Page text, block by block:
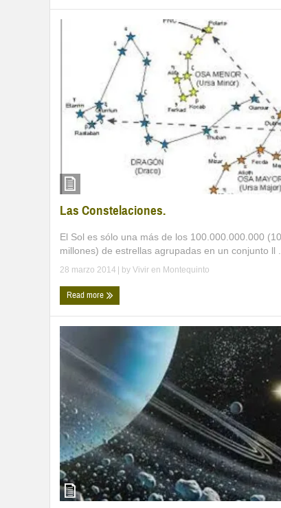
Las Constelaciones.
El Sol es sólo una más de los 100.000.000.000
millones) de estrellas agrupadas en un conjunto ll
28 marzo 2014 | by Vivir en Montequinto
Read more